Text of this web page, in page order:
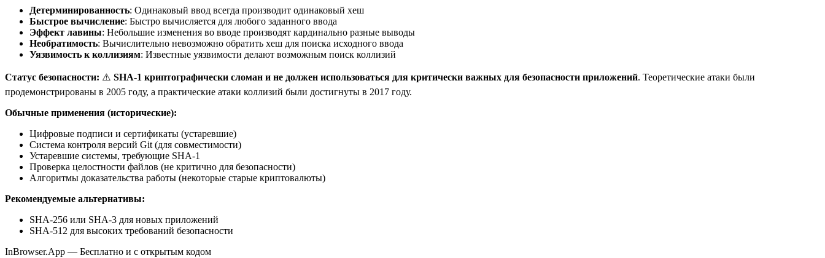
Детерминированность: Одинаковый ввод всегда производит одинаковый хеш
Быстрое вычисление: Быстро вычисляется для любого заданного ввода
Эффект лавины: Небольшие изменения во вводе производят кардинально разные выводы
Необратимость: Вычислительно невозможно обратить хеш для поиска исходного ввода
Уязвимость к коллизиям: Известные уязвимости делают возможным поиск коллизий
Статус безопасности: ⚠️ SHA-1 криптографически сломан и не должен использоваться для критически важных для безопасности приложений. Теоретические атаки были
продемонстрированы в 2005 году, а практические атаки коллизий были достигнуты в 2017 году.
Обычные применения (исторические):
Цифровые подписи и сертификаты (устаревшие)
Система контроля версий Git (для совместимости)
Устаревшие системы, требующие SHA-1
Проверка целостности файлов (не критично для безопасности)
Алгоритмы доказательства работы (некоторые старые криптовалюты)
Рекомендуемые альтернативы:
SHA-256 или SHA-3 для новых приложений
SHA-512 для высоких требований безопасности
InBrowser.App — Бесплатно и с открытым кодом